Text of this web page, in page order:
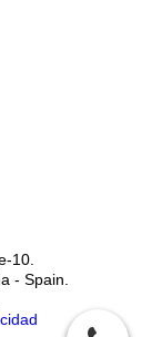
10.
- Spain.